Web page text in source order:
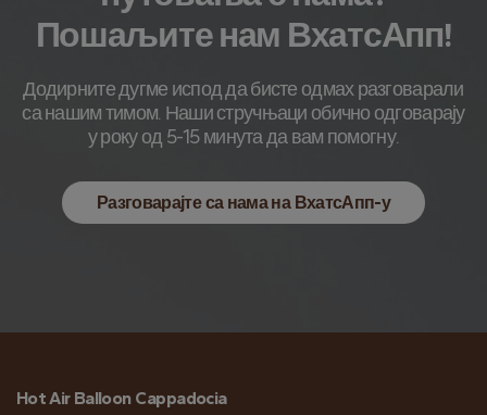
Пошаљите нам ВхатсАпп!
Додирните дугме испод да бисте одмах разговарали
са нашим тимом. Наши стручњаци обично одговарају
у року од 5-15 минута да вам помогну.
Разговарајте са нама на ВхатсАпп-у
Hot Air Balloon Cappadocia